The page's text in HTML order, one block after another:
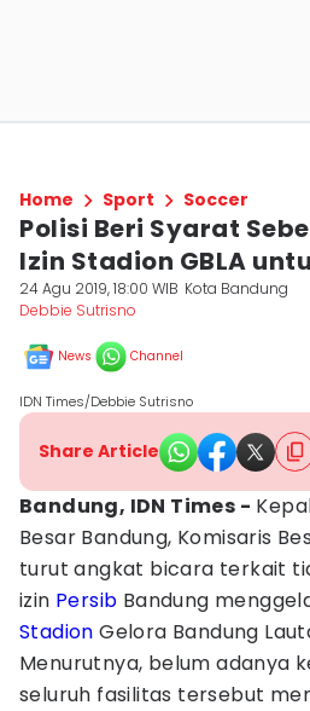
Home Sport Soccer
Polisi Beri Syarat
Izin Stadion GBLA
24 Agu 2019, 18:00 WIB Kota Bandung
Debbie Sutrisno
News Channel
IDN Times/Debbie Sutrisno
Share Article
Bandung, IDN Times -
Besar Bandung, Komisaris
turut angkat bicara terkait
izin Persib Bandung
Stadion Gelora Bandung
Menurutnya, belum adanya
seluruh fasilitas tersebut